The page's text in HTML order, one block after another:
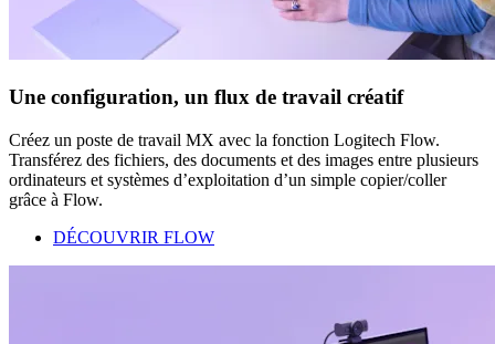
Une configuration, un flux de travail créatif
Créez un poste de travail MX avec la fonction Logitech Flow.
Transférez des fichiers, des documents et des images entre plusieurs
ordinateurs et systèmes d’exploitation d’un simple copier/coller
grâce à Flow.
DÉCOUVRIR FLOW